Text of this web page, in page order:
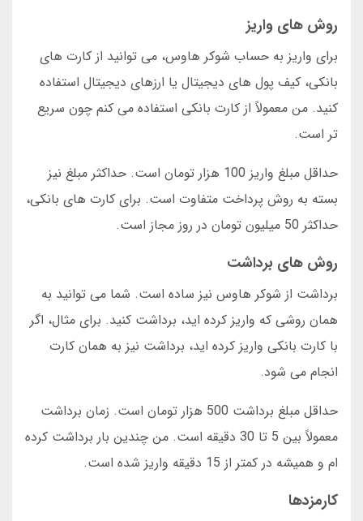
روش های واریز
برای واریز به حساب شوکر هاوس، می توانید از کارت های
بانکی، کیف پول های دیجیتال یا ارزهای دیجیتال استفاده
کنید. من معمولاً از کارت بانکی استفاده می کنم چون سریع
تر است.
حداقل مبلغ واریز 100 هزار تومان است. حداکثر مبلغ نیز
بسته به روش پرداخت متفاوت است. برای کارت های بانکی،
حداکثر 50 میلیون تومان در روز مجاز است.
روش های برداشت
برداشت از شوکر هاوس نیز ساده است. شما می توانید به
همان روشی که واریز کرده اید، برداشت کنید. برای مثال، اگر
با کارت بانکی واریز کرده اید، برداشت نیز به همان کارت
انجام می شود.
حداقل مبلغ برداشت 500 هزار تومان است. زمان برداشت
معمولاً بین 5 تا 30 دقیقه است. من چندین بار برداشت کرده
ام و همیشه در کمتر از 15 دقیقه واریز شده است.
کارمزدها